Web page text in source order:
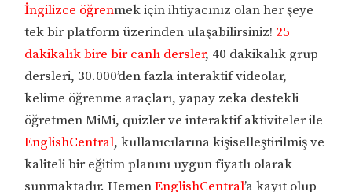
İngilizce öğrenmek için ihtiyacınız olan her şeye
tek bir platform üzerinden ulaşabilirsiniz! 25
dakikalık bire bir canlı dersler, 40 dakikalık grup
dersleri, 30.000’den fazla interaktif videolar,
kelime öğrenme araçları, yapay zeka destekli
öğretmen MiMi, quizler ve interaktif aktiviteler ile
EnglishCentral, kullanıcılarına kişiselleştirilmiş ve
kaliteli bir eğitim planını uygun fiyatlı olarak
sunmaktadır. HemenEnglishCentral’a kayıt olup